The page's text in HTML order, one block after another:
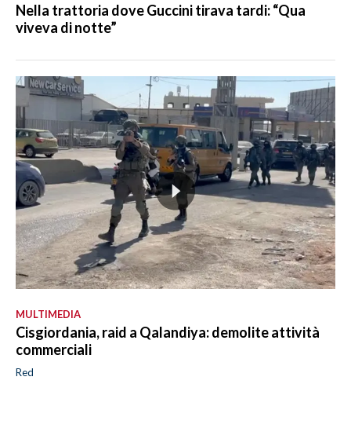
Nella trattoria dove Guccini tirava tardi: “Qua
viveva di notte”
MULTIMEDIA
Cisgiordania, raid a Qalandiya: demolite attività
commerciali
Red